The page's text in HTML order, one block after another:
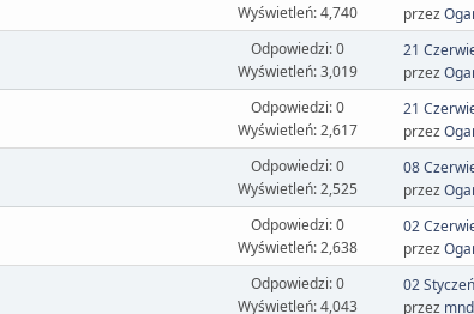
Wyświetleń: 4,740
przez
Odpowiedzi: 0
Wyświetleń: 3,019
21
przez
Odpowiedzi: 0
Wyświetleń: 2,617
21
przez
Odpowiedzi: 0
Wyświetleń: 2,525
08
przez
Odpowiedzi: 0
Wyświetleń: 2,638
02
przez
Odpowiedzi: 0
Wyświetleń: 4,043
02
przez